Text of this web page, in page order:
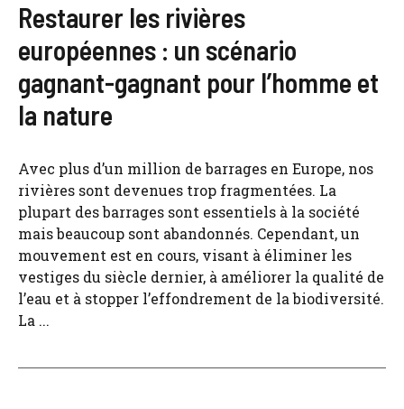
Restaurer les rivières
européennes : un scénario
gagnant-gagnant pour l’homme et
la nature
Avec plus d’un million de barrages en Europe, nos
rivières sont devenues trop fragmentées. La
plupart des barrages sont essentiels à la société
mais beaucoup sont abandonnés. Cependant, un
mouvement est en cours, visant à éliminer les
vestiges du siècle dernier, à améliorer la qualité de
l’eau et à stopper l’effondrement de la biodiversité.
La ...